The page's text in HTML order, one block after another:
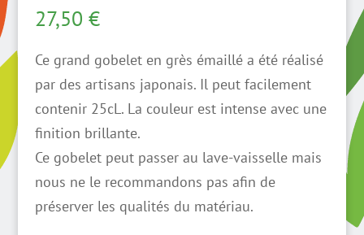
27,50 €
Ce grand gobelet en grès émaillé a été réalisé
par des artisans japonais. Il peut facilement
contenir 25cL. La couleur est intense avec une
finition brillante.
Ce gobelet peut passer au lave-vaisselle mais
nous ne le recommandons pas afin de
préserver les qualités du matériau.